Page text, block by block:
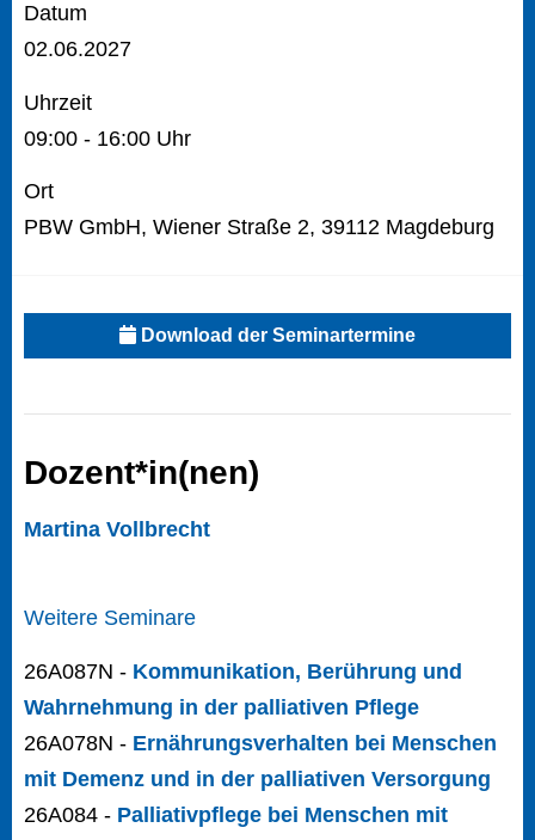
Datum
02.06.2027
Uhrzeit
09:00 - 16:00 Uhr
Ort
PBW GmbH, Wiener Straße 2, 39112 Magdeburg
Download der Seminartermine
Dozent*in(nen)
Martina Vollbrecht
Weitere Seminare
26A087N - Kommunikation, Berührung und
Wahrnehmung in der palliativen Pflege
26A078N - Ernährungsverhalten bei Menschen
mit Demenz und in der palliativen Versorgung
26A084 - Palliativpflege bei Menschen mit